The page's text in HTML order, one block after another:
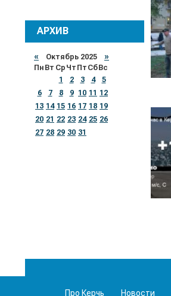
АРХИВ
« Октябрь 2025 »
Пн Вт Ср Чт Пт Сб Вс
1
2 3 4
5
6
7 8 9 10 11 12
13 14 15 16 17 18 19
20 21 22 23 24 25 26
27 28 29 30 31
Про Керчь Новости